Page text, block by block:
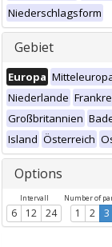
Niederschlagsform
Gebiet
Europa
Niederlande
Großbritannien
Island Österreich
Options
Intervall
6 12 24
Number of
1 2 3